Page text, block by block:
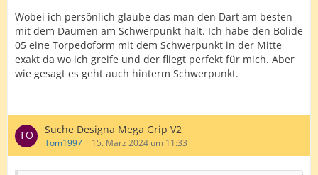
Wobei ich persönlich glaube das man den Dart am besten
mit dem Daumen am Schwerpunkt hält. Ich habe den Bolide
05 eine Torpedoform mit dem Schwerpunkt in der Mitte
exakt da wo ich greife und der fliegt perfekt für mich. Aber
wie gesagt es geht auch hinterm Schwerpunkt.
Suche Designa Mega Grip V2
Tom1997 15. März 2024 um 11:33